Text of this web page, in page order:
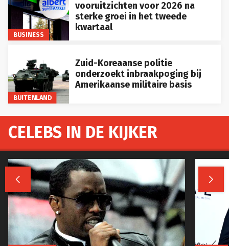
BUSINESS
vooruitzichten voor 2026 na
sterke groei in het tweede
kwartaal
BUITENLAND
Zuid-Koreaanse politie
onderzoekt inbraakpoging bij
Amerikaanse militaire basis
CELEBS IN DE KIJKER
 